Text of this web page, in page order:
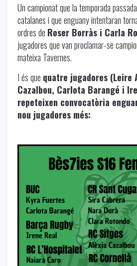
Un campionat que la temporada
catalanes i que enguany intentaran
ordres de Roser Borràs i Carla
jugadores que van proclamar-se
mateixa Tavernes.
I és que quatre jugadores (Leire
Cazalbou, Carlota Barangé i
repeteixen convocatòria
nou jugadores més: